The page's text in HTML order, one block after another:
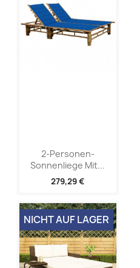
2-Personen-
Sonnenliege Mit...
279,29 €
NICHT AUF LAGER